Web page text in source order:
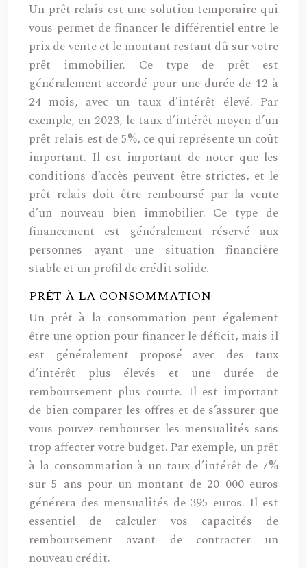
Un prêt relais est une solution temporaire qui
vous permet de financer le différentiel entre le
prix de vente et le montant restant dû sur votre
prêt immobilier. Ce type de prêt est
généralement accordé pour une durée de 12 à
24 mois, avec un taux d’intérêt élevé. Par
exemple, en 2023, le taux d’intérêt moyen d’un
prêt relais est de 5%, ce qui représente un coût
important. Il est important de noter que les
conditions d’accès peuvent être strictes, et le
prêt relais doit être remboursé par la vente
d’un nouveau bien immobilier. Ce type de
financement est généralement réservé aux
personnes ayant une situation financière
stable et un profil de crédit solide.
PRÊT À LA CONSOMMATION
Un prêt à la consommation peut également
être une option pour financer le déficit, mais il
est généralement proposé avec des taux
d’intérêt plus élevés et une durée de
remboursement plus courte. Il est important
de bien comparer les offres et de s’assurer que
vous pouvez rembourser les mensualités sans
trop affecter votre budget. Par exemple, un prêt
à la consommation à un taux d’intérêt de 7%
sur 5 ans pour un montant de 20 000 euros
générera des mensualités de 395 euros. Il est
essentiel de calculer vos capacités de
remboursement avant de contracter un
nouveau crédit.